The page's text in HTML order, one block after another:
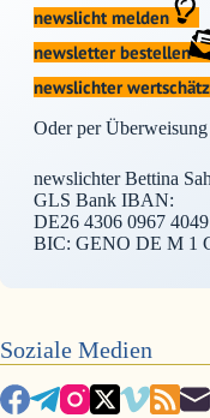
newslicht melden
newsletter bestellen
newslichter
Oder per Überweisung
newslichter Bettina
GLS Bank IBAN:
DE26 4306 0967
BIC: GENO DE M 1
Soziale Medien